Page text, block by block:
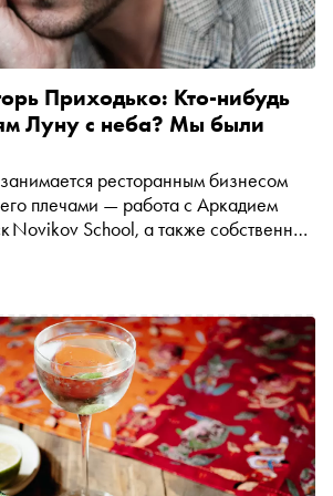
Приходько: Кто‑нибудь
Луну с неба? Мы были
ресторанным бизнесом
плечами — работа с Аркадием
Novikov School, а также собственных
вместе со скульптором Даши
масштабный русско‑бурятский
это повод встретиться и поговорить
самобытные проекты, мыслить
и формировать среду